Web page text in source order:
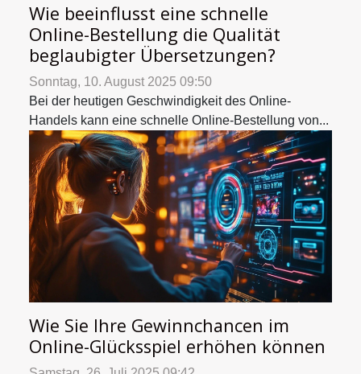
Wie beeinflusst eine schnelle
Online-Bestellung die Qualität
beglaubigter Übersetzungen?
Sonntag, 10. August 2025 09:50
Bei der heutigen Geschwindigkeit des Online-
Handels kann eine schnelle Online-Bestellung von...
Wie Sie Ihre Gewinnchancen im
Online-Glücksspiel erhöhen können